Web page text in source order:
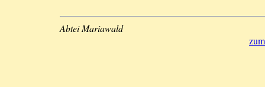
Abtei Mariawald